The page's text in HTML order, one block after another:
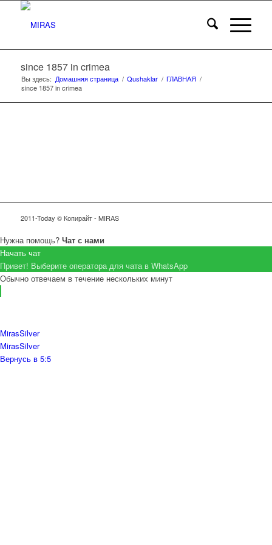
since 1857 in crimea
Вы здесь: Домашняя страница / Qushaklar / ГЛАВНАЯ /
since 1857 in crimea
2011-Today © Копирайт - MIRAS
Нужна помощь? Чат с нами
Начать чат
Привет! Выберите оператора для чата в WhatsApp
Обычно отвечаем в течение нескольких минут
MirasSilver
MirasSilver
Вернусь в 5:5